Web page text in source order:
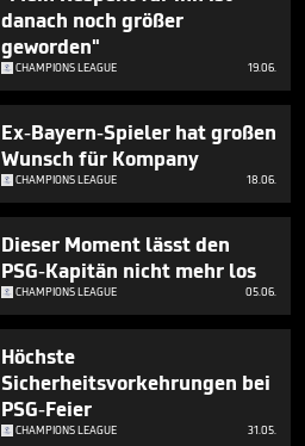
danach noch größer
geworden"
CHAMPIONS LEAGUE 19.06.
Ex-Bayern-Spieler hat großen
Wunsch für Kompany
CHAMPIONS LEAGUE 18.06.
Dieser Moment lässt den
PSG-Kapitän nicht mehr los
CHAMPIONS LEAGUE 05.06.
Höchste
Sicherheitsvorkehrungen bei
PSG-Feier
CHAMPIONS LEAGUE 31.05.